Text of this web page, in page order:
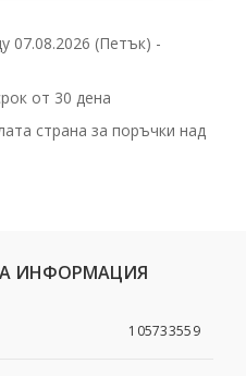
07.08.2026 (Петък) -
от 30 дена
страна за поръчки над
ИНФОРМАЦИЯ
105733559